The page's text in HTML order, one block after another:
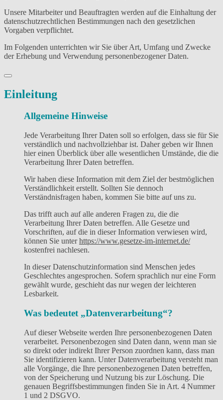
Unsere Mitarbeiter und Beauftragten werden auf die Einhaltung der
datenschutzrechtlichen Bestimmungen nach den gesetzlichen
Vorgaben verpflichtet.
Im Folgenden unterrichten wir Sie über Art, Umfang und Zwecke
der Erhebung und Verwendung personenbezogener Daten.
Einleitung
Allgemeine Hinweise
Jede Verarbeitung Ihrer Daten soll so erfolgen, dass sie für Sie
verständlich und nachvollziehbar ist. Daher geben wir Ihnen
hier einen Überblick über alle wesentlichen Umstände, die die
Verarbeitung Ihrer Daten betreffen.
Wir haben diese Information mit dem Ziel der bestmöglichen
Verständlichkeit erstellt. Sollten Sie dennoch
Verständnisfragen haben, kommen Sie bitte auf uns zu.
Das trifft auch auf alle anderen Fragen zu, die die
Verarbeitung Ihrer Daten betreffen. Alle Gesetze und
Vorschriften, auf die in dieser Information verwiesen wird,
können Sie unterhttps://www.gesetze-im-internet.de/
kostenfrei nachlesen.
In dieser Datenschutzinformation sind Menschen jedes
Geschlechtes angesprochen. Sofern sprachlich nur eine Form
gewählt wurde, geschieht das nur wegen der leichteren
Lesbarkeit.
Was bedeutet „Datenverarbeitung“?
Auf dieser Webseite werden Ihre personenbezogenen Daten
verarbeitet. Personenbezogen sind Daten dann, wenn man sie
so direkt oder indirekt Ihrer Person zuordnen kann, dass man
Sie identifizieren kann. Unter Datenverarbeitung versteht man
alle Vorgänge, die Ihre personenbezogenen Daten betreffen,
von der Speicherung und Nutzung bis zur Löschung. Die
genauen Begriffsbestimmungen finden Sie in Art. 4 Nummer
1 und 2 DSGVO.